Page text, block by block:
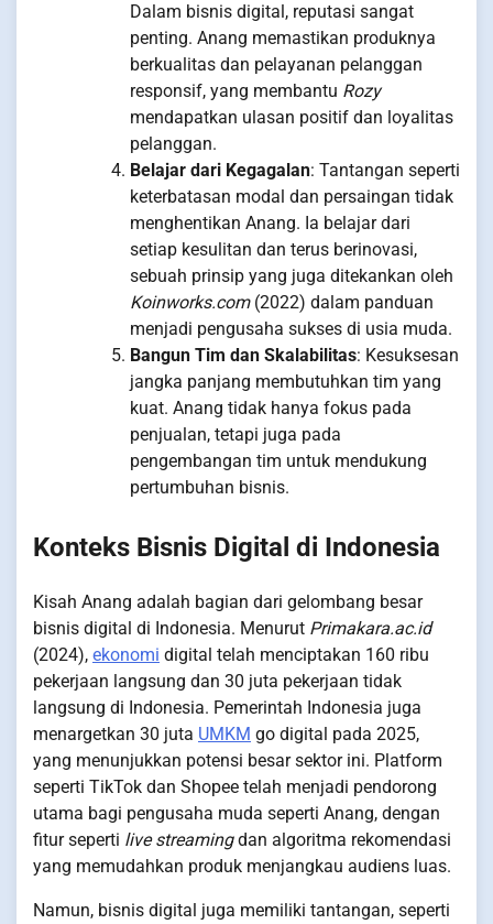
Dalam bisnis digital, reputasi sangat
penting. Anang memastikan produknya
berkualitas dan pelayanan pelanggan
responsif, yang membantu Rozy
mendapatkan ulasan positif dan loyalitas
pelanggan.
Belajar dari Kegagalan: Tantangan seperti
keterbatasan modal dan persaingan tidak
menghentikan Anang. Ia belajar dari
setiap kesulitan dan terus berinovasi,
sebuah prinsip yang juga ditekankan oleh
Koinworks.com(2022) dalam panduan
menjadi pengusaha sukses di usia muda.
Bangun Tim dan Skalabilitas: Kesuksesan
jangka panjang membutuhkan tim yang
kuat. Anang tidak hanya fokus pada
penjualan, tetapi juga pada
pengembangan tim untuk mendukung
pertumbuhan bisnis.
Konteks Bisnis Digital di Indonesia
Kisah Anang adalah bagian dari gelombang besar
bisnis digital di Indonesia. Menurut Primakara.ac.id
(2024), ekonomi digital telah menciptakan 160 ribu
pekerjaan langsung dan 30 juta pekerjaan tidak
langsung di Indonesia. Pemerintah Indonesia juga
menargetkan 30 juta UMKM go digital pada 2025,
yang menunjukkan potensi besar sektor ini. Platform
seperti TikTok dan Shopee telah menjadi pendorong
utama bagi pengusaha muda seperti Anang, dengan
fitur seperti live streamingdan algoritma rekomendasi
yang memudahkan produk menjangkau audiens luas.
Namun, bisnis digital juga memiliki tantangan, seperti